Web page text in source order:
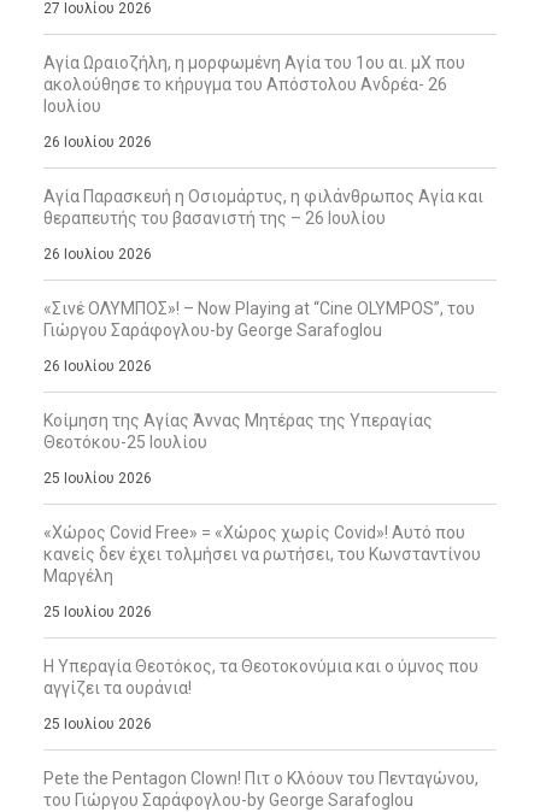
27 Ιουλίου 2026
Αγία Ωραιοζήλη, η μορφωμένη Αγία του 1ου αι. μΧ που
ακολούθησε το κήρυγμα του Απόστολου Ανδρέα- 26
Ιουλίου
26 Ιουλίου 2026
Αγία Παρασκευή η Οσιομάρτυς, η φιλάνθρωπος Αγία και
θεραπευτής του βασανιστή της – 26 Ιουλίου
26 Ιουλίου 2026
«Σινέ ΟΛΥΜΠΟΣ»! – Now Playing at “Cine OLYMPOS”, του
Γιώργου Σαράφογλου-by George Sarafoglou
26 Ιουλίου 2026
Κοίμηση της Αγίας Άννας Μητέρας της Υπεραγίας
Θεοτόκου-25 Ιουλίου
25 Ιουλίου 2026
«Χώρος Covid Free» = «Χώρος χωρίς Covid»! Αυτό που
κανείς δεν έχει τολμήσει να ρωτήσει, του Κωνσταντίνου
Μαργέλη
25 Ιουλίου 2026
Η Υπεραγία Θεοτόκος, τα Θεοτοκονύμια και ο ύμνος που
αγγίζει τα ουράνια!
25 Ιουλίου 2026
Pete the Pentagon Clown! Πιτ ο Κλόουν του Πενταγώνου,
του Γιώργου Σαράφογλου-by George Sarafoglou